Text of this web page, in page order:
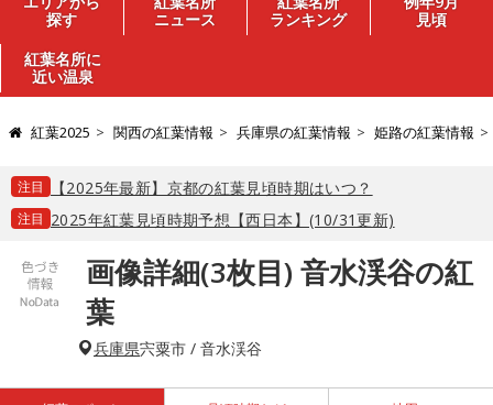
探す
ニュース
ランキング
見頃
紅葉名所に
近い温泉
紅葉2025 関西の紅葉情報 兵庫県の紅葉情報 姫路の紅葉情報
注目 【2025年最新】京都の紅葉見頃時期はいつ？
注目 2025年紅葉見頃時期予想【西日本】(10/31更新)
画像詳細(3枚目) 音水渓谷の紅
葉
兵庫県宍粟市 / 音水渓谷